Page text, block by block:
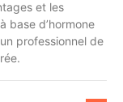
et les
base d’hormone
professionnel de